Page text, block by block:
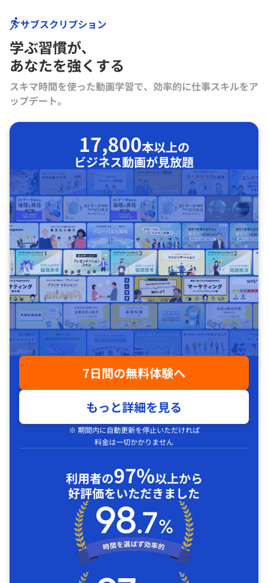
サブスクリプション
学ぶ習慣が､
あなたを強くする
スキマ時間を使った動画学習で、効率的に仕事スキルをア
ップデート。
17,800本以上の
ビジネス動画が見放題
7日間の無料体験へ
もっと詳細を見る
※ 期間内に自動更新を停止いただければ
料金は一切かかりません
利用者の97%以上から
好評価をいただきました